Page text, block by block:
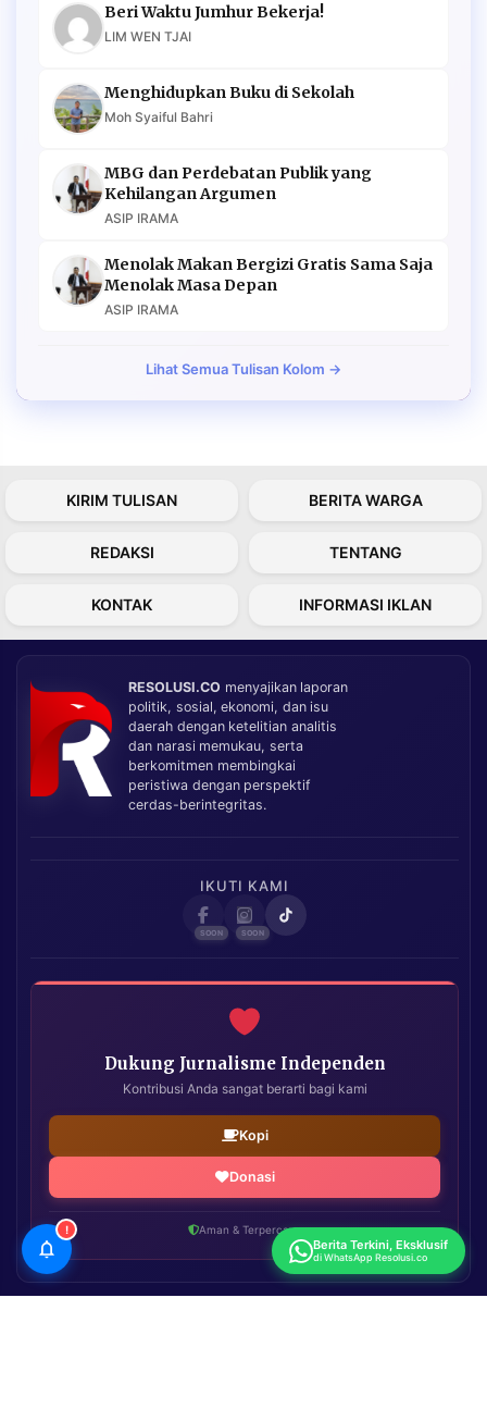
Beri Waktu Jumhur Bekerja!
LIM WEN TJAI
Menghidupkan Buku di Sekolah
Moh Syaiful Bahri
MBG dan Perdebatan Publik yang
Kehilangan Argumen
ASIP IRAMA
Menolak Makan Bergizi Gratis Sama Saja
Menolak Masa Depan
ASIP IRAMA
Lihat Semua Tulisan Kolom →
KIRIM TULISAN BERITA WARGA
REDAKSI TENTANG
KONTAK INFORMASI IKLAN
RESOLUSI.CO menyajikan laporan
politik, sosial, ekonomi, dan isu
daerah dengan ketelitian analitis
dan narasi memukau, serta
berkomitmen membingkai
peristiwa dengan perspektif
cerdas-berintegritas.
IKUTI KAMI
Dukung Jurnalisme Independen
Kontribusi Anda sangat berarti bagi kami
Kopi
Donasi
Aman & Terpercaya
!
Berita Terkini, Eksklusif
di WhatsApp Resolusi.co